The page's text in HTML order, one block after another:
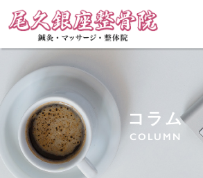
コラム
COLUMN